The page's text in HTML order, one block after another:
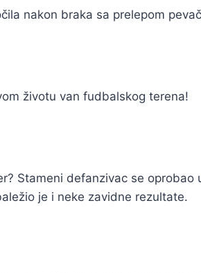
nakon braka sa prelepom
životu van fudbalskog terena!
Stameni defanzivac se oprobao
je i neke zavidne rezultate.